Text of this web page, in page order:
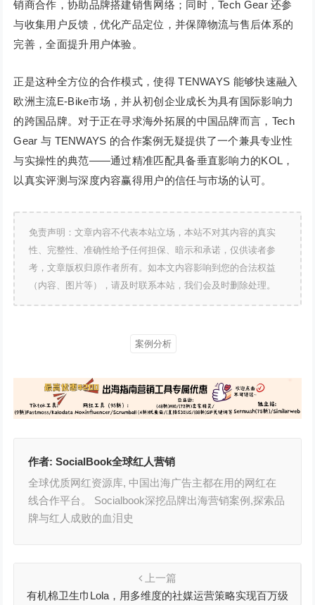
销商合作，协助品牌搭建销售网络；同时，Tech Gear 还参
与收集用户反馈，优化产品定位，并保障物流与售后体系的
完善，全面提升用户体验。
正是这种全方位的合作模式，使得 TENWAYS 能够快速融入
欧洲主流E-Bike市场，并从初创企业成长为具有国际影响力
的跨国品牌。对于正在寻求海外拓展的中国品牌而言，Tech
Gear 与 TENWAYS 的合作案例无疑提供了一个兼具专业性
与实操性的典范——通过精准匹配具备垂直影响力的KOL，
以真实评测与深度内容赢得用户的信任与市场的认可。
免责声明：文章内容不代表本站立场，本站不对其内容的真实
性、完整性、准确性给予任何担保、暗示和承诺，仅供读者参
考，文章版权归原作者所有。如本文内容影响到您的合法权益
（内容、图片等），请及时联系本站，我们会及时删除处理。
案例分析
作者:SocialBook全球红人营销
全球优质网红资源库, 中国出海广告主都在用的网红在
线合作平台。 Socialbook深挖品牌出海营销案例,探索品
牌与红人成败的血泪史
上一篇
有机棉卫生巾Lola，用多维度的社媒运营策略实现百万级